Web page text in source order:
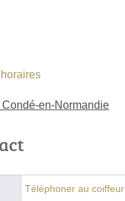
en-Normandie
Téléphoner au coiffeur